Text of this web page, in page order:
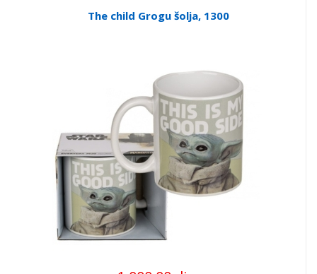
The child Grogu šolja, 1300